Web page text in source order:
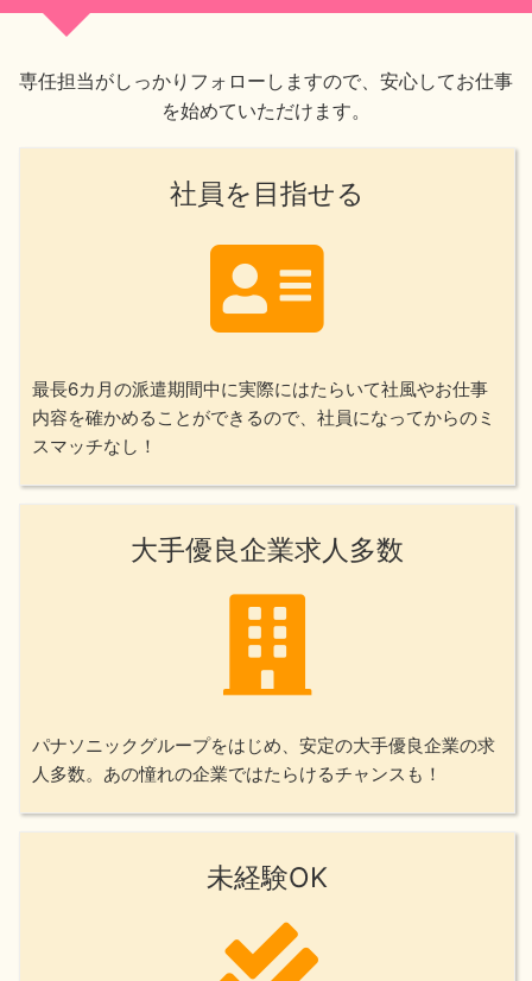
専任担当がしっかりフォローしますので、安心してお仕事
を始めていただけます。
社員を目指せる
最長6カ月の派遣期間中に実際にはたらいて社風やお仕事
内容を確かめることができるので、社員になってからのミ
スマッチなし！
大手優良企業求人多数
パナソニックグループをはじめ、安定の大手優良企業の求
人多数。あの憧れの企業ではたらけるチャンスも！
未経験OK